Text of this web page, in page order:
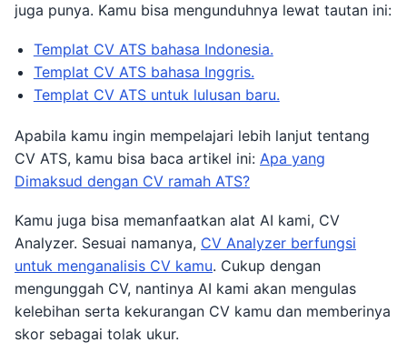
juga punya. Kamu bisa mengunduhnya lewat tautan ini:
Templat CV ATS bahasa Indonesia.
Templat CV ATS bahasa Inggris.
Templat CV ATS untuk lulusan baru.
Apabila kamu ingin mempelajari lebih lanjut tentang
CV ATS, kamu bisa baca artikel ini: Apa yang
Dimaksud dengan CV ramah ATS?
Kamu juga bisa memanfaatkan alat AI kami, CV
Analyzer. Sesuai namanya, CV Analyzer berfungsi
untuk menganalisis CV kamu. Cukup dengan
mengunggah CV, nantinya AI kami akan mengulas
kelebihan serta kekurangan CV kamu dan memberinya
skor sebagai tolak ukur.